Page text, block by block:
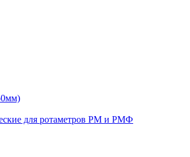
для ротаметров РМ и РМФ